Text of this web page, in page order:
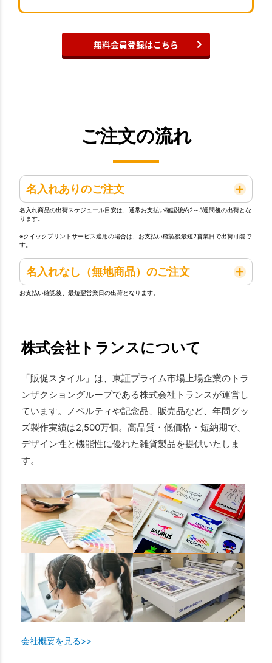
無料会員登録はこちら
ご注文の流れ
名入れありのご注文
名入れ商品の出荷スケジュール目安は、通常お支払い確認後約2～3週間後の出荷とな
ります。
※クイックプリントサービス適用の場合は、お支払い確認後最短2営業日で出荷可能で
す。
名入れなし（無地商品）のご注文
お支払い確認後、最短翌営業日の出荷となります。
株式会社トランスについて
「販促スタイル」は、東証プライム市場上場企業のトラ
ンザクショングループである株式会社トランスが運営し
ています。ノベルティや記念品、販売品など、年間グッ
ズ製作実績は2,500万個。高品質・低価格・短納期で、
デザイン性と機能性に優れた雑貨製品を提供いたしま
す。
会社概要を見る>>